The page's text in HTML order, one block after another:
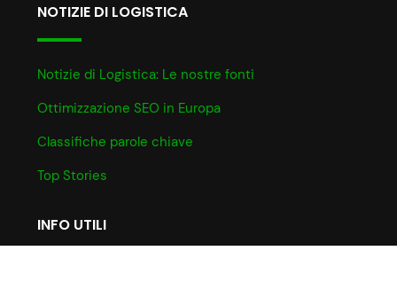
NOTIZIE DI LOGISTICA
Notizie di Logistica: Le nostre fonti
Ottimizzazione SEO in Europa
Classifiche parole chiave
Top Stories
INFO UTILI